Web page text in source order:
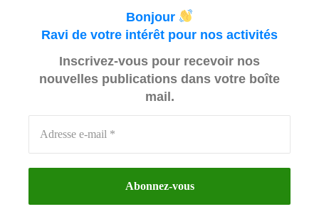
Bonjour
Ravi de votre intérêt pour nos activités
Inscrivez-vous pour recevoir nos
nouvelles publications dans votre boîte
mail.